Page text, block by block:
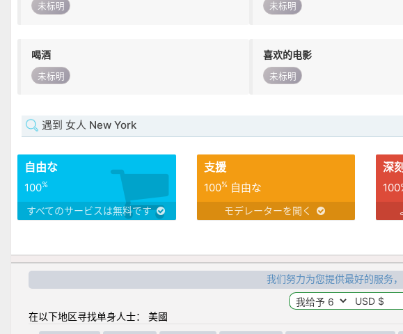
未标明 未标明
喝酒
未标明
喜欢的电影
未标明
遇到 女人 New York
自由な
100%
すべてのサービスは無料です
支援
100%自由な
モデレーターを聞く
深刻
我们努力为您提供最好的服务
在以下地区寻找单身人士： 美國